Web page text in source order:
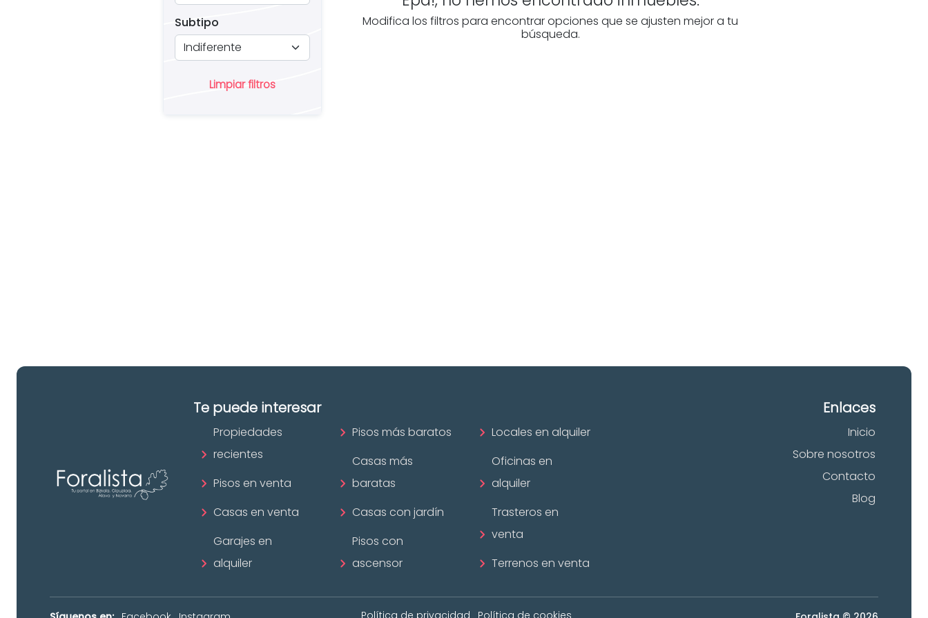
Subtipo
Limpiar filtros
Modifica los filtros para encontrar opciones que se ajusten mejor a tu
búsqueda.
Te puede interesar
Propiedades
recientes
Pisos en venta
Casas en venta
Garajes en
alquiler
Pisos más baratos
Casas más
baratas
Casas con jardín
Pisos con
ascensor
Locales en alquiler
Oficinas en
alquiler
Trasteros en
venta
Terrenos en venta
Enlaces
Inicio
Sobre nosotros
Contacto
Blog
Política de privacidad Política de cookies